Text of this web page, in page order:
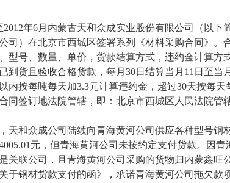
年6月内蒙古天和众成实业股份有限公司（以下
司）在北京市西城区签署系列《材料采购合同》
型号、数量、单价，货款结算方式，违约金计算方
到货且验收合格货款，每月30日结算当月11日至
内按每吨每天加3.3元计算违约金，超过30天按每
同签订地法院管辖，即：北京市西城区人民法院管辖
和众成公司陆续向青海黄河公司供应各种型号钢
元，但青海黄河公司未按约定支付货款。因
关联公司，且青海黄河公司采购的货物归内蒙鑫旺
于钢材货款支付的函》，承诺青海黄河公司拖欠